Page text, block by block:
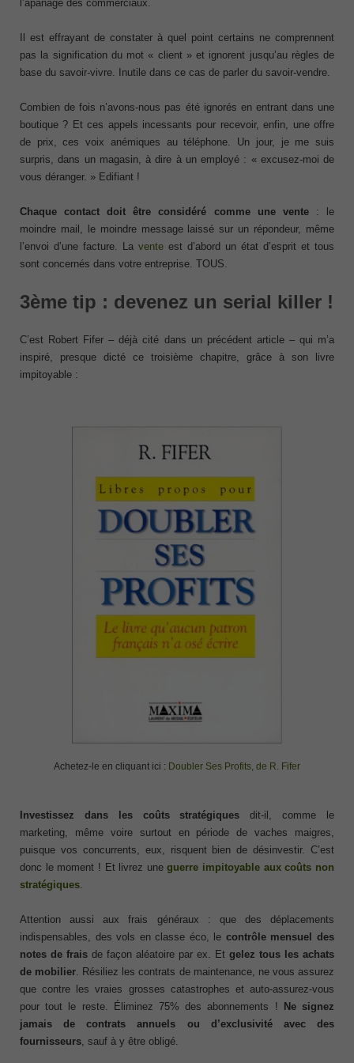
l’apanage des commerciaux.
Il est effrayant de constater à quel point certains ne comprennent
pas la signification du mot « client » et ignorent jusqu’au règles de
base du savoir-vivre. Inutile dans ce cas de parler du savoir-vendre.
Combien de fois n’avons-nous pas été ignorés en entrant dans une
boutique ? Et ces appels incessants pour recevoir, enfin, une offre
de prix, ces voix anémiques au téléphone. Un jour, je me suis
surpris, dans un magasin, à dire à un employé : « excusez-moi de
vous déranger. » Edifiant !
Chaque contact doit être considéré comme une vente: le
moindre mail, le moindre message laissé sur un répondeur, même
l’envoi d’une facture. La vente est d’abord un état d’esprit et tous
sont concernés dans votre entreprise. TOUS.
3ème tip : devenez un serial killer !
C’est Robert Fifer – déjà cité dans un précédent article – qui m’a
inspiré, presque dicté ce troisième chapitre, grâce à son livre
impitoyable :
Achetez-le en cliquant ici : Doubler Ses Profits, de R. Fifer
Investissez dans les coûts stratégiques dit-il, comme le
marketing, même voire surtout en période de vaches maigres,
puisque vos concurrents, eux, risquent bien de désinvestir. C’est
donc le moment ! Et livrez uneguerre impitoyable aux coûts non
stratégiques
Attention aussi aux frais généraux : que des déplacements
indispensables, des vols en classe éco, le contrôle mensuel des
notes de frais de façon aléatoire par ex. Et gelez tous les achats
de mobilier . Résiliez les contrats de maintenance, ne vous assurez
que contre les vraies grosses catastrophes et auto-assurez-vous
pour tout le reste. Éliminez 75% des abonnements ! Ne signez
jamais de contrats annuels ou d’exclusivité avec des
fournisseurs , sauf à y être obligé.